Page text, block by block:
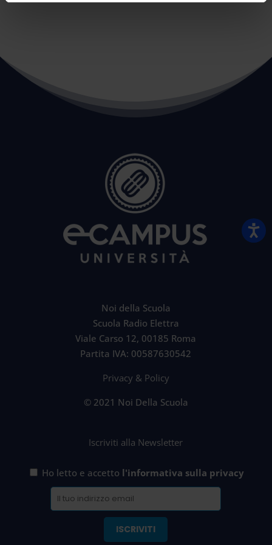
Noi della Scuola
Scuola Radio Elettra
Viale Carso 12, 00185 Roma
Partita IVA: 00587630542
Privacy & Policy
© 2021 Noi Della Scuola
Iscriviti alla Newsletter
Ho letto e accetto l'informativa sulla privacy